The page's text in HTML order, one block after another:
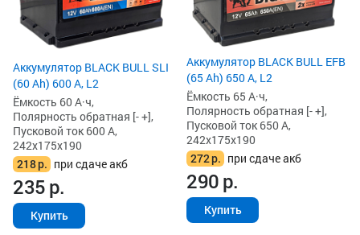
Аккумулятор BLACK BULL SLI
(60 Ah) 600 А, L2
Ёмкость 60 А·ч,
Полярность обратная [- +],
Пусковой ток 600 А,
242x175x190
218р. при сдаче акб
235р.
Купить
Аккумулятор BLACK BULL EFB
(65 Ah) 650 А, L2
Ёмкость 65 А·ч,
Полярность обратная [- +],
Пусковой ток 650 А,
242x175x190
272р. при сдаче акб
290р.
Купить